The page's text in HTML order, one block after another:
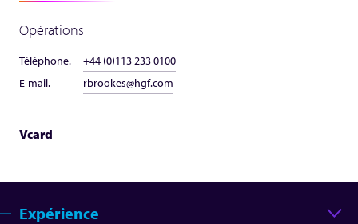
Opérations
Téléphone.
+44 (0)113 233 0100
E-mail.
rbrookes@hgf.com
Vcard
Expérience